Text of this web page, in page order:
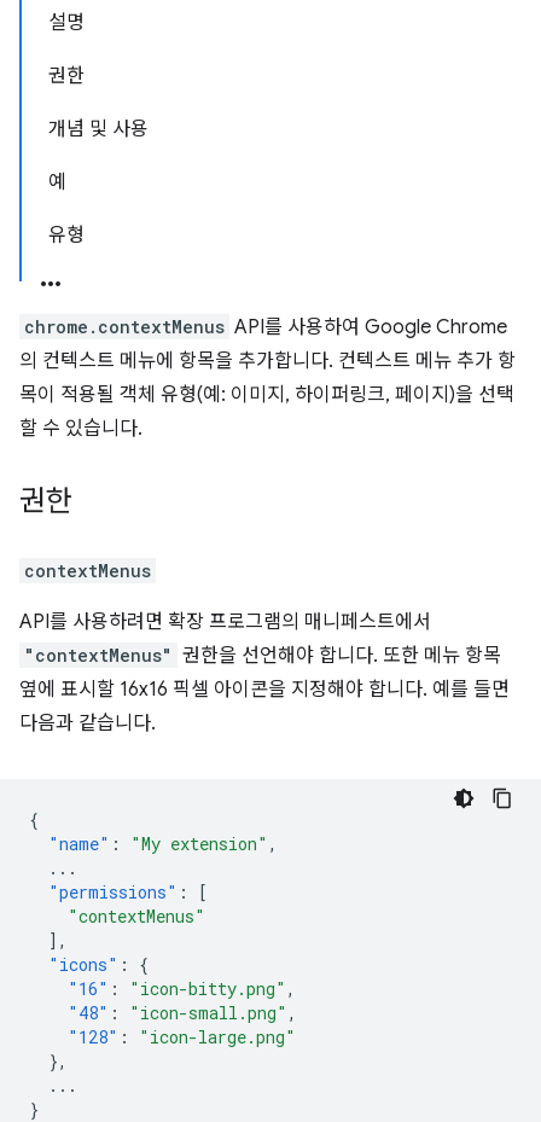
설명
권한
개념 및 사용
예
유형
chrome.contextMenus API를 사용하여 Google Chrome
의 컨텍스트 메뉴에 항목을 추가합니다. 컨텍스트 메뉴 추가 항
목이 적용될 객체 유형(예: 이미지, 하이퍼링크, 페이지)을 선택
할 수 있습니다.
권한
contextMenus
API를 사용하려면 확장 프로그램의 매니페스트에서
"contextMenus" 권한을 선언해야 합니다. 또한 메뉴 항목
옆에 표시할 16x16 픽셀 아이콘을 지정해야 합니다. 예를 들면
다음과 같습니다.
{
"name" : "My extension" ,
...
"permissions" :
[
"contextMenus"
],
"icons" :
{
"16" : "icon-bitty.png" ,
"48" : "icon-small.png" ,
"128" :
"icon-large.png"
},
...
}